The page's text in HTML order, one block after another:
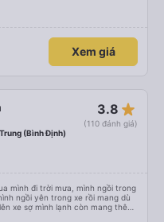
Xem giá
3.8 star_rate
(110 đánh giá)
(Bình Định)
mình đi trời mưa, mình ngồi trong
ngồi yên trong xe rồi mang dù
xe sợ mình lạnh còn mang thêm
cũng v, đều book grap, be chở